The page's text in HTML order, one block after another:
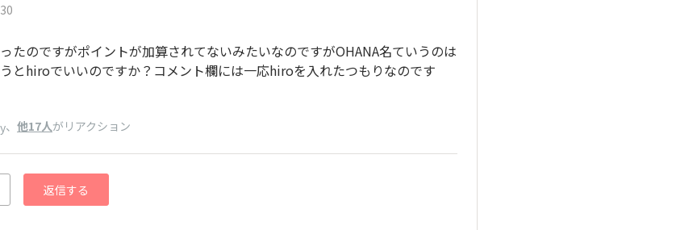
たのですがポイントが加算されてないみたいなのですがOHANA名ていうのは
とhiroでいいのですか？コメント欄には一応hiroを入れたつもりなのです
、 他17人がリアクション
返信する